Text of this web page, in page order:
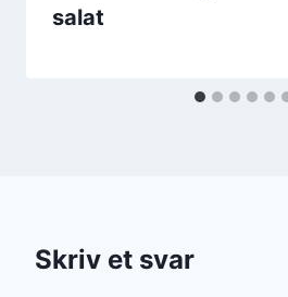
salat
Skriv et svar